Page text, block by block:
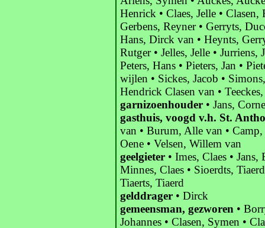
Henrick • Claes, Jelle • Clasen,
Gerbens, Reyner • Gerryts,
Hans, Dirck van • Heynts,
Rutger • Jelles, Jelle •
Peters, Hans • Pieters, Jan •
wijlen • Sickes, Jacob •
Hendrick Clasen van •
garnizoenhouder • Jans,
gasthuis, voogd v.h. St.
van • Burum, Alle van • Camp,
Oene • Velsen, Willem van
geelgieter • Imes, Claes •
Minnes, Claes • Sioerdts,
Tiaerts, Tiaerd
gelddrager • Dirck
gemeensman, gezworen •
Johannes • Clasen, Symen •